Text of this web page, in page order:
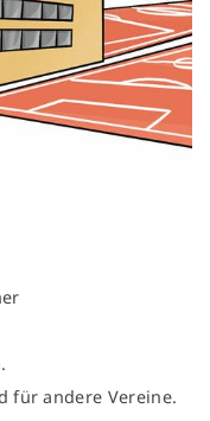
für andere Vereine.